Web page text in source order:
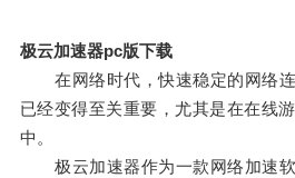
极云加速器pc版下载
在网络时代，快速稳定的网络连
已经变得至关重要，尤其是在在线
中。
极云加速器作为一款网络加速软